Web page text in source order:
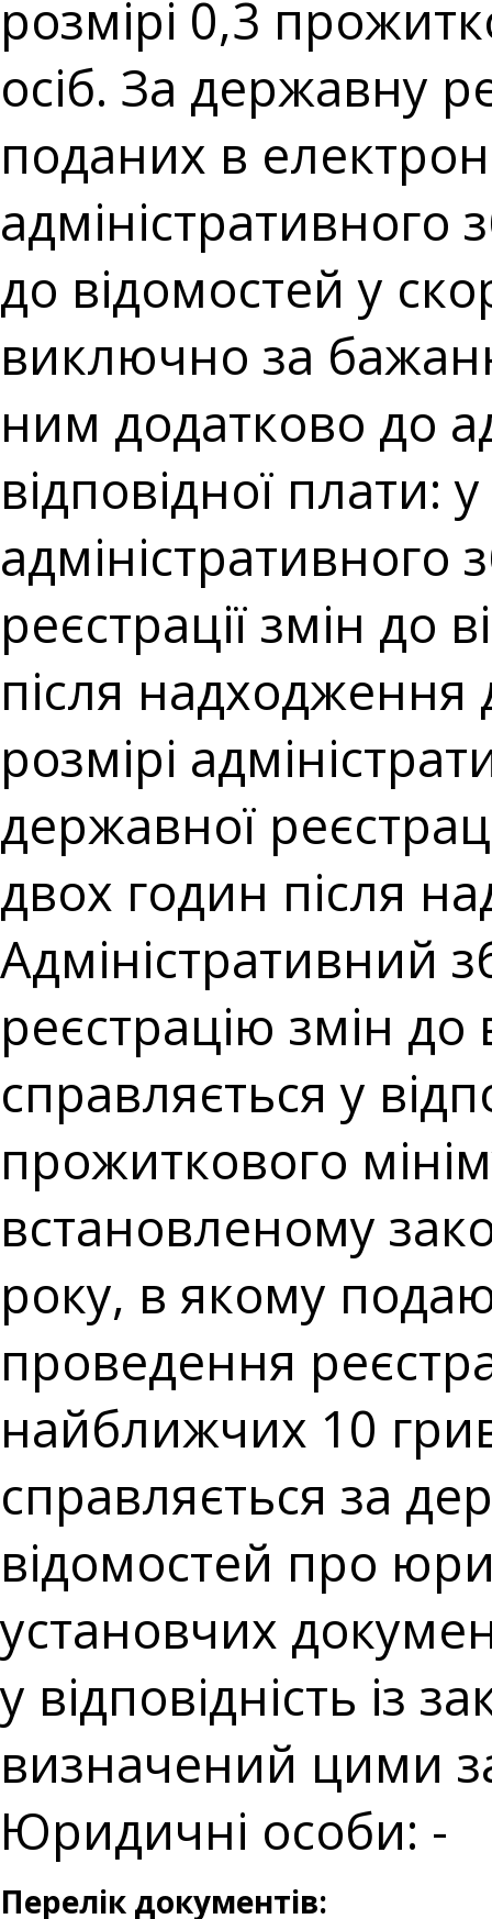
розмірі 0,3
осіб. За державну
поданих в
адміністративного
до відомостей у
виключно за
ним додатково до
відповідної плати:
реєстрації змін
після надходження
розмірі
державної
двох годин після
Адміністративний
реєстрацію змін до
справляється у
прожиткового
встановленому
року, в якому
проведення
найближчих 10
справляється за
відомостей про
установчих
у відповідність із
визначений цими
Юридичні особи: -
Перелік документів: